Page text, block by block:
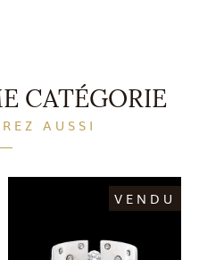
CATÉGORIE
AUSSI
VENDU